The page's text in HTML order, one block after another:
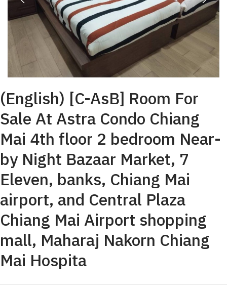
Previous Next
(English) [C-AsB] Room For
Sale At Astra Condo Chiang
Mai 4th floor 2 bedroom Near-
by Night Bazaar Market, 7
Eleven, banks, Chiang Mai
airport, and Central Plaza
Chiang Mai Airport shopping
mall, Maharaj Nakorn Chiang
Mai Hospita